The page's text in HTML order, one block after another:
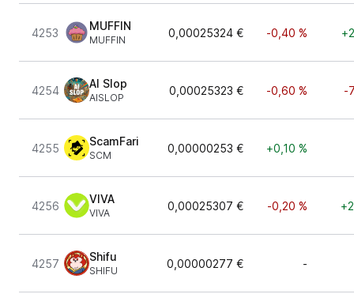
4253
MUFFIN
MUFFIN
0,00025324 € -0,40 %
4254
AI Slop
AISLOP
0,00025323 € -0,60 % -
4255
ScamFari
SCM
0,00000253 € +0,10 %
4256
VIVA
VIVA
0,00025307 € -0,20 %
4257
Shifu
SHIFU
0,00000277 € -